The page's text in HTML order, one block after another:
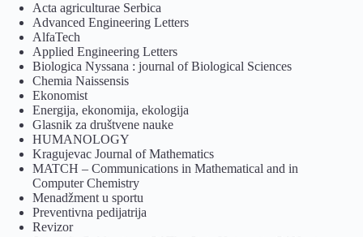
Acta agriculturae Serbica
Advanced Engineering Letters
AlfaTech
Applied Engineering Letters
Biologica Nyssana : journal of Biological Sciences
Chemia Naissensis
Ekonomist
Energija, ekonomija, ekologija
Glasnik za društvene nauke
HUMANOLOGY
Kragujevac Journal of Mathematics
MATCH – Communications in Mathematical and in
Computer Chemistry
Menadžment u sportu
Preventivna pedijatrija
Revizor